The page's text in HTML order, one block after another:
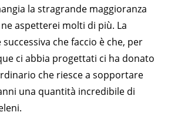
la stragrande maggioranza
aspetterei molti di più. La
che faccio è che, per
ci abbia progettati ci ha donato
che riesce a sopportare
una quantità incredibile di